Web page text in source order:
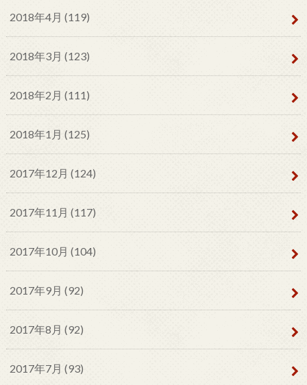
2018年4月 (119)
2018年3月 (123)
2018年2月 (111)
2018年1月 (125)
2017年12月 (124)
2017年11月 (117)
2017年10月 (104)
2017年9月 (92)
2017年8月 (92)
2017年7月 (93)